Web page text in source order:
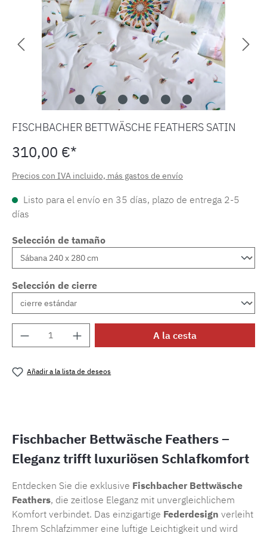
FISCHBACHER BETTWÄSCHE FEATHERS SATIN
310,00 €*
Precios con IVA incluido, más gastos de envío
Listo para el envío en 35 días, plazo de entrega 2-5
días
Selección de tamaño
Selección de cierre
Cantidad del producto: introduce la
A la cesta
Añadir a la lista de deseos
Fischbacher Bettwäsche Feathers –
Eleganz trifft luxuriösen Schlafkomfort
Entdecken Sie die exklusive Fischbacher Bettwäsche
Feathers, die zeitlose Eleganz mit unvergleichlichem
Komfort verbindet. Das einzigartige Federdesign verleiht
Ihrem Schlafzimmer eine luftige Leichtigkeit und wird